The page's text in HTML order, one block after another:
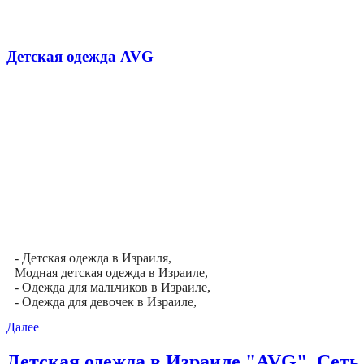
Детская одежда AVG
- Детская одежда в Израиля,
Модная детская одежда в Израиле,
- Одежда для мальчиков в Израиле,
- Одежда для девочек в Израиле,
Далее